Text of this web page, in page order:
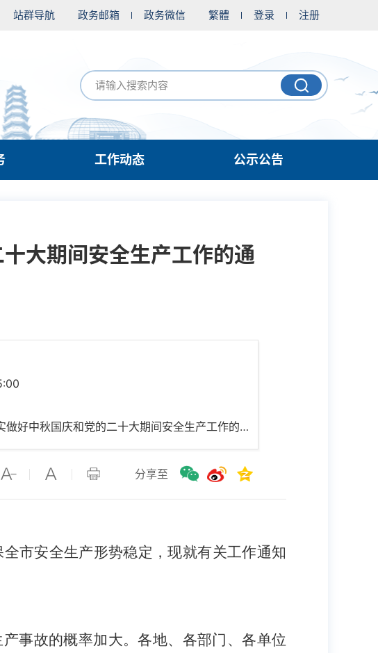
站群导航 政务邮箱 政务微信 繁體 登录 注册
工作动态 公示公告
大期间安全生产工作的通
名 称： 市安委会办公室关于切实做好中秋国庆和党的二十大期间安全生产工作的通知
分享至
市安全生产形势稳定，现就有关工作通知
事故的概率加大。各地、各部门、各单位